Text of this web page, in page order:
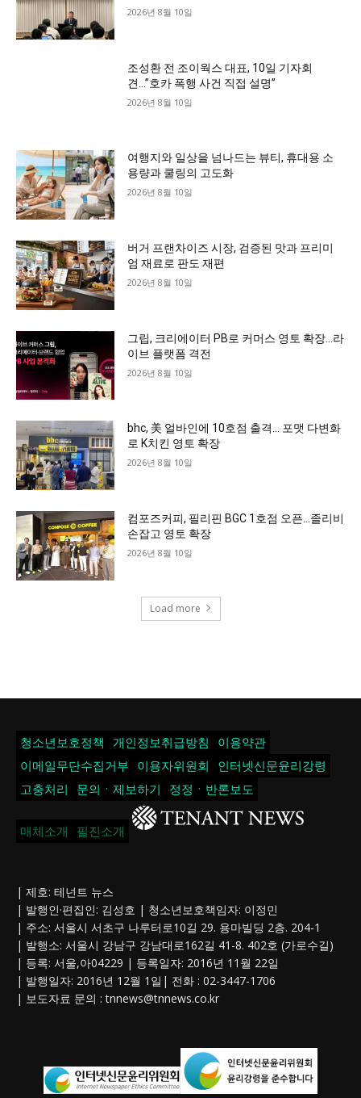
2026년 8월 10일
조성환 전 조이웍스 대표, 10일 기자회
견…”호카 폭행 사건 직접 설명”
2026년 8월 10일
여행지와 일상을 넘나드는 뷰티, 휴대용 소
용량과 쿨링의 고도화
2026년 8월 10일
버거 프랜차이즈 시장, 검증된 맛과 프리미
엄 재료로 판도 재편
2026년 8월 10일
그립, 크리에이터 PB로 커머스 영토 확장…라
이브 플랫폼 격전
2026년 8월 10일
bhc, 美 얼바인에 10호점 출격… 포맷 다변화
로 K치킨 영토 확장
2026년 8월 10일
컴포즈커피, 필리핀 BGC 1호점 오픈…졸리비
손잡고 영토 확장
2026년 8월 10일
Load more
청소년보호정책 개인정보취급방침
이용약관
이메일무단수집거부
이용자위원회
인터넷신문윤리강령
고충처리
문의ㆍ제보하기 정정ㆍ반론보도
매체소개 필진소개
| 제호: 테넌트 뉴스
| 발행인·편집인: 김성호 | 청소년보호책임자: 이정민
| 주소: 서울시 서초구 나루터로10길 29. 용마빌딩 2층. 204-1
| 발행소: 서울시 강남구 강남대로162길 41-8. 402호 (가로수길)
| 등록: 서울,아04229 | 등록일자: 2016년 11월 22일
| 발행일자: 2016년 12월 1일| 전화 : 02-3447-1706
| 보도자료 문의 :tnnews@tnnews.co.kr